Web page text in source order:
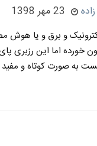
23 مهر 1398
و برق و یا هوش
خورده اما این رزبری
به صورت کوتاه و مفید